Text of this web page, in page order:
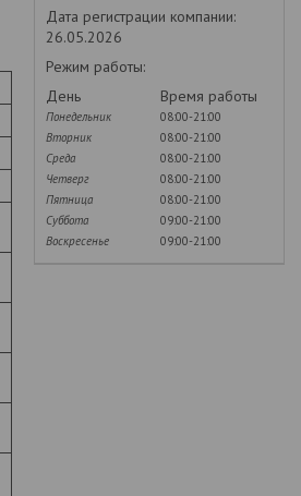
Дата регистрации компании:
26.05.2026
Режим работы:
День
Время работы
Понедельник
08:00-21:00
Вторник
08:00-21:00
Среда
08:00-21:00
Четверг
08:00-21:00
Пятница
08:00-21:00
Суббота
09:00-21:00
Воскресенье
09:00-21:00